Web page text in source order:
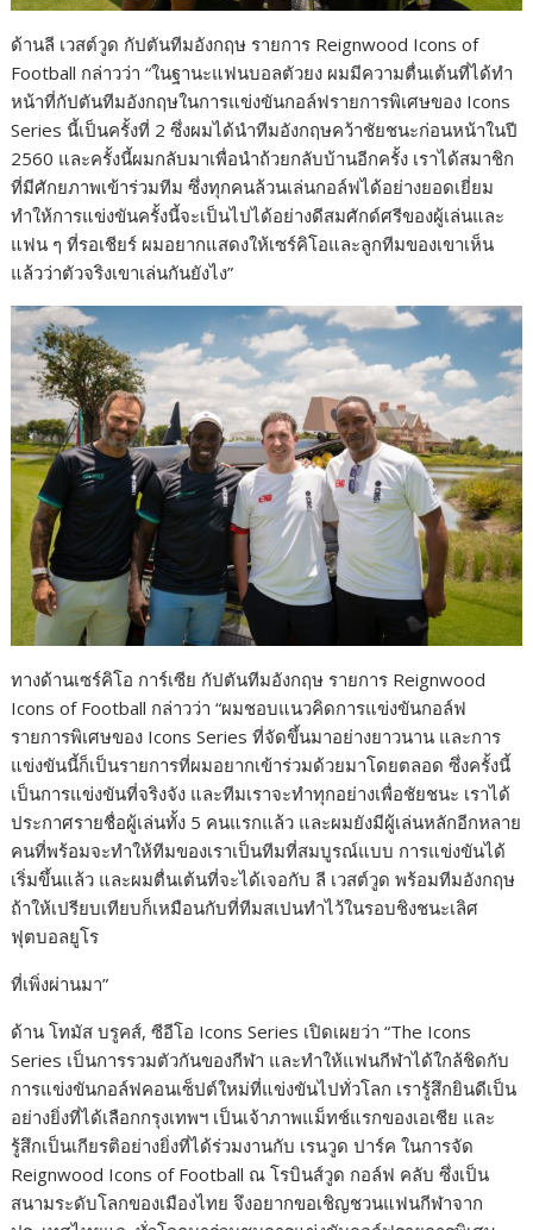
ด้านลี เวสต์วูด กัปตันทีมอังกฤษ รายการ Reignwood Icons of
Football กล่าวว่า “ในฐานะแฟนบอลตัวยง ผมมีความตื่นเต้นที่ได้ทำ
หน้าที่กัปตันทีมอังกฤษในการแข่งขันกอล์ฟรายการพิเศษของ Icons
Series นี้เป็นครั้งที่ 2 ซึ่งผมได้นำทีมอังกฤษคว้าชัยชนะก่อนหน้าในปี
2560 และครั้งนี้ผมกลับมาเพื่อนำถ้วยกลับบ้านอีกครั้ง เราได้สมาชิก
ที่มีศักยภาพเข้าร่วมทีม ซึ่งทุกคนล้วนเล่นกอล์ฟได้อย่างยอดเยี่ยม
ทำให้การแข่งขันครั้งนี้จะเป็นไปได้อย่างดีสมศักด์ศรีของผู้เล่นและ
แฟน ๆ ที่รอเชียร์ ผมอยากแสดงให้เซร์คิโอและลูกทีมของเขาเห็น
แล้วว่าตัวจริงเขาเล่นกันยังไง”
ทางด้านเซร์คิโอ การ์เซีย กัปตันทีมอังกฤษ รายการ Reignwood
Icons of Football กล่าวว่า “ผมชอบแนวคิดการแข่งขันกอล์ฟ
รายการพิเศษของ Icons Series ที่จัดขึ้นมาอย่างยาวนาน และการ
แข่งขันนี้ก็เป็นรายการที่ผมอยากเข้าร่วมด้วยมาโดยตลอด ซึ่งครั้งนี้
เป็นการแข่งขันที่จริงจัง และทีมเราจะทำทุกอย่างเพื่อชัยชนะ เราได้
ประกาศรายชื่อผู้เล่นทั้ง 5 คนแรกแล้ว และผมยังมีผู้เล่นหลักอีกหลาย
คนที่พร้อมจะทำให้ทีมของเราเป็นทีมที่สมบูรณ์แบบ การแข่งขันได้
เริ่มขึ้นแล้ว และผมตื่นเต้นที่จะได้เจอกับ ลี เวสต์วูด พร้อมทีมอังกฤษ
ถ้าให้เปรียบเทียบก็เหมือนกับที่ทีมสเปนทำไว้ในรอบชิงชนะเลิศ
ฟุตบอลยูโร
ที่เพิ่งผ่านมา”
ด้าน โทมัส บรูคส์, ซีอีโอ Icons Series เปิดเผยว่า “The Icons
Series เป็นการรวมตัวกันของกีฬา และทำให้แฟนกีฬาได้ใกล้ชิดกับ
การแข่งขันกอล์ฟคอนเซ็ปต์ใหม่ที่แข่งขันไปทั่วโลก เรารู้สึกยินดีเป็น
อย่างยิ่งที่ได้เลือกกรุงเทพฯ เป็นเจ้าภาพแม็ทช์แรกของเอเชีย และ
รู้สึกเป็นเกียรติอย่างยิ่งที่ได้ร่วมงานกับ เรนวูด ปาร์ค ในการจัด
Reignwood Icons of Football ณ โรบินส์วูด กอล์ฟ คลับ ซึ่งเป็น
สนามระดับโลกของเมืองไทย จึงอยากขอเชิญชวนแฟนกีฬาจาก